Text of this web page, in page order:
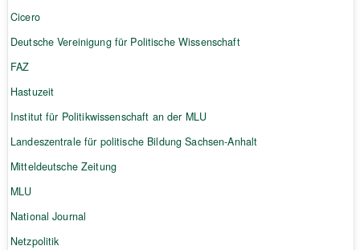
Cicero
Deutsche Vereinigung für Politische Wissenschaft
FAZ
Hastuzeit
Institut für Politikwissenschaft an der MLU
Landeszentrale für politische Bildung Sachsen-Anhalt
Mitteldeutsche Zeitung
MLU
National Journal
Netzpolitik